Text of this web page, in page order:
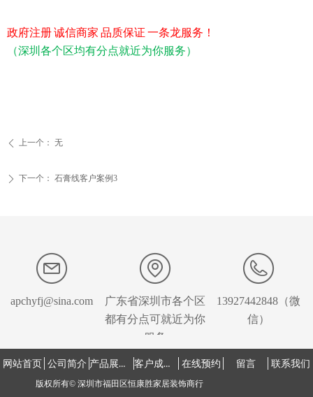
ꄴ 上一个： 无
政府注册诚信商家 品质保证 一条龙服务！
（深圳各个区均有分点就近为你服务）
ꄲ 下一个： 石膏线客户案例3
网站首页 公司简介 产品展示中心 客户成功案例 在线预约 留言 联系我们
版权所有© 深圳市福田区恒康胜家居装饰商行
apchyfj@sina.com
广东省深圳市各个区
都有分点可就近为你
服务
13927442848（微
信）